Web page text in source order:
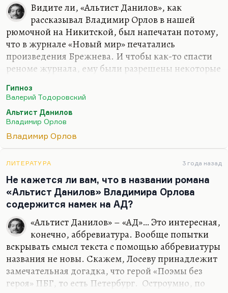
Видите ли, «Альтист Данилов», как
рассказывал Владимир Орлов в нашей
рюмочной на Никитской, был напечатан потому,
что в журнале «Новый мир» печатались
произведения Брежнева. И чтобы как-то спасти
реноме журнала, ему были разрешены некоторые
не в смысле мусора, а в смысле отступления от. В
результате в журнале появились три текста:
первый – «Самшитовый лес» Анчарова, второй –
«Уже написан Вертер» Катаева (в котором даже
Троцкий упомянут, правда, не прямо), а третий –
нечеловеческую славу Владимиру Орлову и как бы
легитимизировал в России магический реализм.
Тогда принято было говорить, что Орлов –…
Гипноз
Валерий Тодоровский
Альтист Данилов
Владимир Орлов
Владимир Орлов
ЛИТЕРАТУРА 3 года назад
Не кажется ли вам, что в названии романа
«Альтист Данилов» Владимира Орлова
содержится намек на АД?
«Альтист Данилов» – «АД»… Это интересная,
конечно, аббревиатура. Вообще попытки
вскрывать смысл текста с помощью аббревиатуры
названия не новы. Скажем, Лосеву принадлежит
замечательная догадка, что герой «Поэмы без
героя» ПБГ, то есть Петербург. Остроумно, по